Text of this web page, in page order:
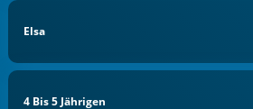
Elsa
4 Bis 5 Jährigen